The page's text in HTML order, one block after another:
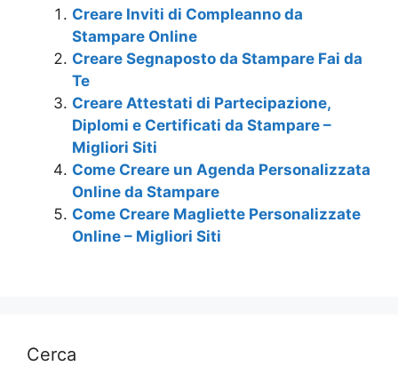
Creare Inviti di Compleanno da
Stampare Online
Creare Segnaposto da Stampare Fai da
Te
Creare Attestati di Partecipazione,
Diplomi e Certificati da Stampare –
Migliori Siti
Come Creare un Agenda Personalizzata
Online da Stampare
Come Creare Magliette Personalizzate
Online – Migliori Siti
Cerca